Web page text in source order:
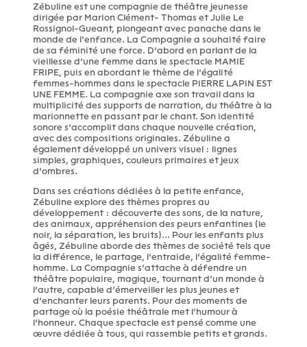
Zébuline est une compagnie de théâtre jeunesse
dirigée par Marion Clément- Thomas et Julie Le
Rossignol-Gueant, plongeant avec panache dans le
monde de l’enfance. La Compagnie a souhaité faire
de sa féminité une force. D’abord en parlant de la
vieillesse d’une femme dans le spectacle MAMIE
FRIPE, puis en abordant le thème de l’égalité
femmes-hommes dans le spectacle PIERRE LAPIN EST
UNE FEMME. La compagnie axe son travail dans la
multiplicité des supports de narration, du théâtre à la
marionnette en passant par le chant. Son identité
sonore s’accomplit dans chaque nouvelle création,
avec des compositions originales. Zébuline a
également développé un univers visuel : lignes
simples, graphiques, couleurs primaires et jeux
d’ombres.
Dans ses créations dédiées à la petite enfance,
Zébuline explore des thèmes propres au
développement : découverte des sons, de la nature,
des animaux, appréhension des peurs enfantines (le
noir, la séparation, les bruits)... Pour les enfants plus
âgés, Zébuline aborde des thèmes de société tels que
la différence, le partage, l’entraide, l’égalité femme-
homme. La Compagnie s’attache à défendre un
théâtre populaire, magique, tournant d’un monde à
l’autre, capable d’émerveiller les plus jeunes et
d’enchanter leurs parents. Pour des moments de
partage où la poésie théâtrale met l’humour à
l’honneur. Chaque spectacle est pensé comme une
œuvre dédiée à tous, qui rassemble petits et grands.